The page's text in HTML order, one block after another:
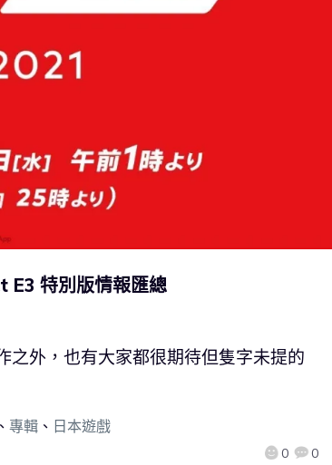
E3 特別版情報匯總
0 0
之外，也有大家都很期待但隻字未提的
專輯、 日本遊戲